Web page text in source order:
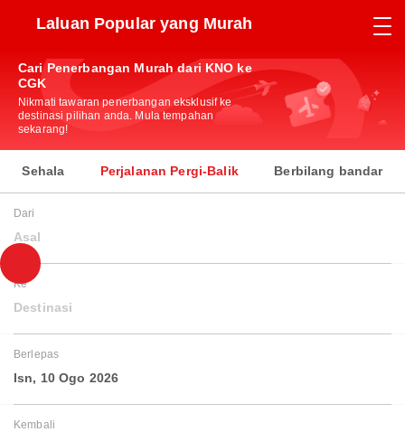
Laluan Popular yang Murah
Cari Penerbangan Murah dari KNO ke
CGK
Nikmati tawaran penerbangan eksklusif ke
destinasi pilihan anda. Mula tempahan
sekarang!
Sehala Perjalanan Pergi-Balik Berbilang bandar
Dari
Asal
Ke
Destinasi
Berlepas
Isn, 10 Ogo 2026
Kembali